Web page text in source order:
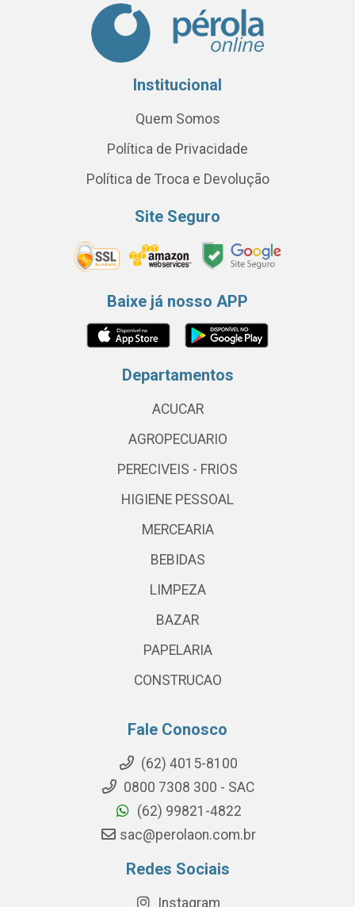
Institucional
Quem Somos
Política de Privacidade
Política de Troca e Devolução
Site Seguro
Baixe já nosso APP
Departamentos
ACUCAR
AGROPECUARIO
PERECIVEIS - FRIOS
HIGIENE PESSOAL
MERCEARIA
BEBIDAS
LIMPEZA
BAZAR
PAPELARIA
CONSTRUCAO
Fale Conosco
(62) 4015-8100
0800 7308 300 - SAC
(62) 99821-4822
sac@perolaon.com.br
Redes Sociais
Instagram